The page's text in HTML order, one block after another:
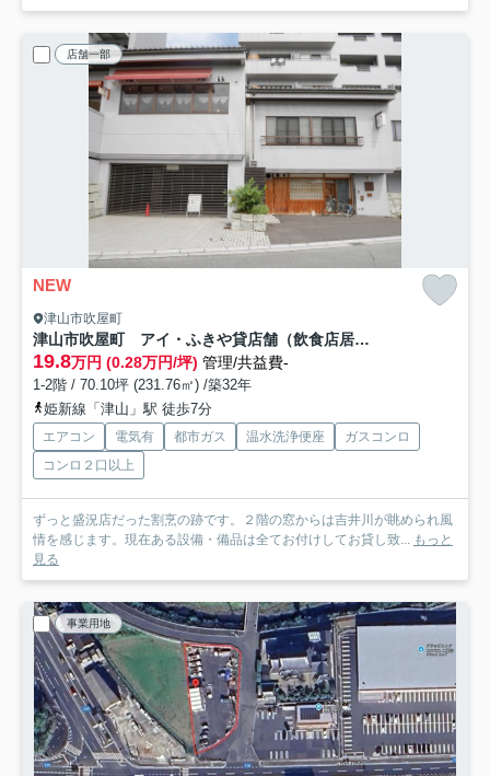
店舗一部
NEW
津山市吹屋町
津山市吹屋町 アイ・ふきや貸店舗（飲食店居抜き物件）
19.8万円 (0.28万円/坪) 管理/共益費-
1-2階 / 70.10坪 (231.76㎡) /築32年
姫新線「津山」駅 徒歩7分
エアコン 電気有 都市ガス 温水洗浄便座
ガスコンロ
コンロ２口以上
ずっと盛況店だった割烹の跡です。２階の窓からは吉井川が眺められ風
情を感じます。現在ある設備・備品は全てお付けしてお貸し致... もっと
見る
事業用地